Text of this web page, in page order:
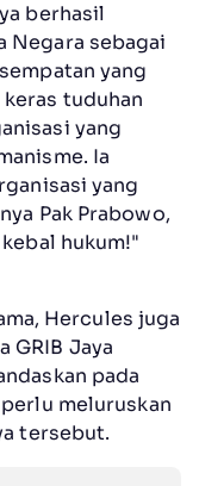
berhasil
Negara sebagai
yang
tuduhan
yang
Ia
yang
Pak Prabowo,
hukum!"
Hercules juga
GRIB Jaya
pada
meluruskan
tersebut.